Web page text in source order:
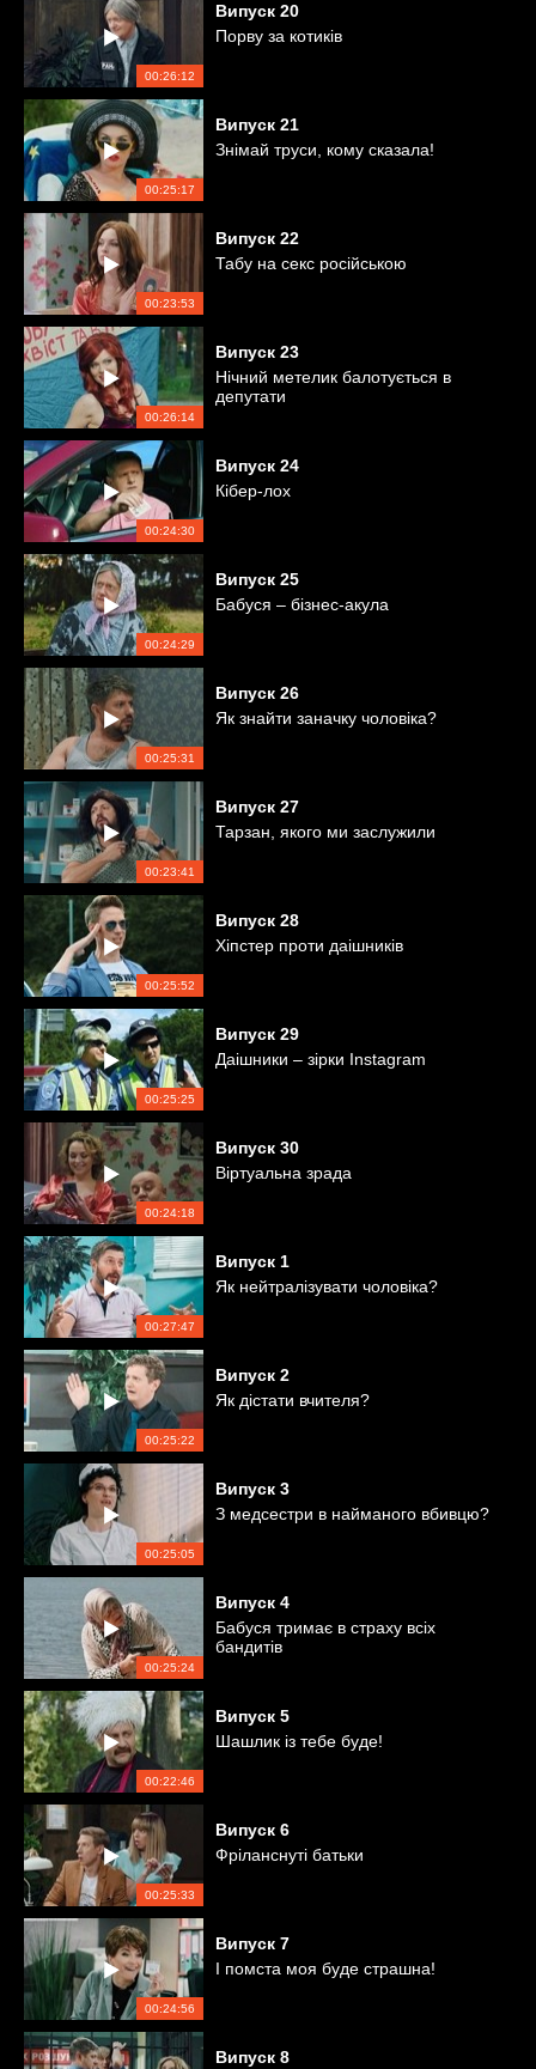
00:26:12
Випуск 20
Порву за котиків
00:25:17
Випуск 21
Знімай труси, кому сказала!
00:23:53
Випуск 22
Табу на секс російською
00:26:14
Випуск 23
Нічний метелик балотується в
депутати
00:24:30
Випуск 24
Кібер-лох
00:24:29
Випуск 25
Бабуся – бізнес-акула
00:25:31
Випуск 26
Як знайти заначку чоловіка?
00:23:41
Випуск 27
Тарзан, якого ми заслужили
00:25:52
Випуск 28
Хіпстер проти даішників
00:25:25
Випуск 29
Даішники – зірки Instagram
00:24:18
Випуск 30
Віртуальна зрада
00:27:47
Випуск 1
Як нейтралізувати чоловіка?
00:25:22
Випуск 2
Як дістати вчителя?
00:25:05
Випуск 3
З медсестри в найманого вбивцю?
00:25:24
Випуск 4
Бабуся тримає в страху всіх
бандитів
00:22:46
Випуск 5
Шашлик із тебе буде!
00:25:33
Випуск 6
Фріланснуті батьки
00:24:56
Випуск 7
І помста моя буде страшна!
Випуск 8